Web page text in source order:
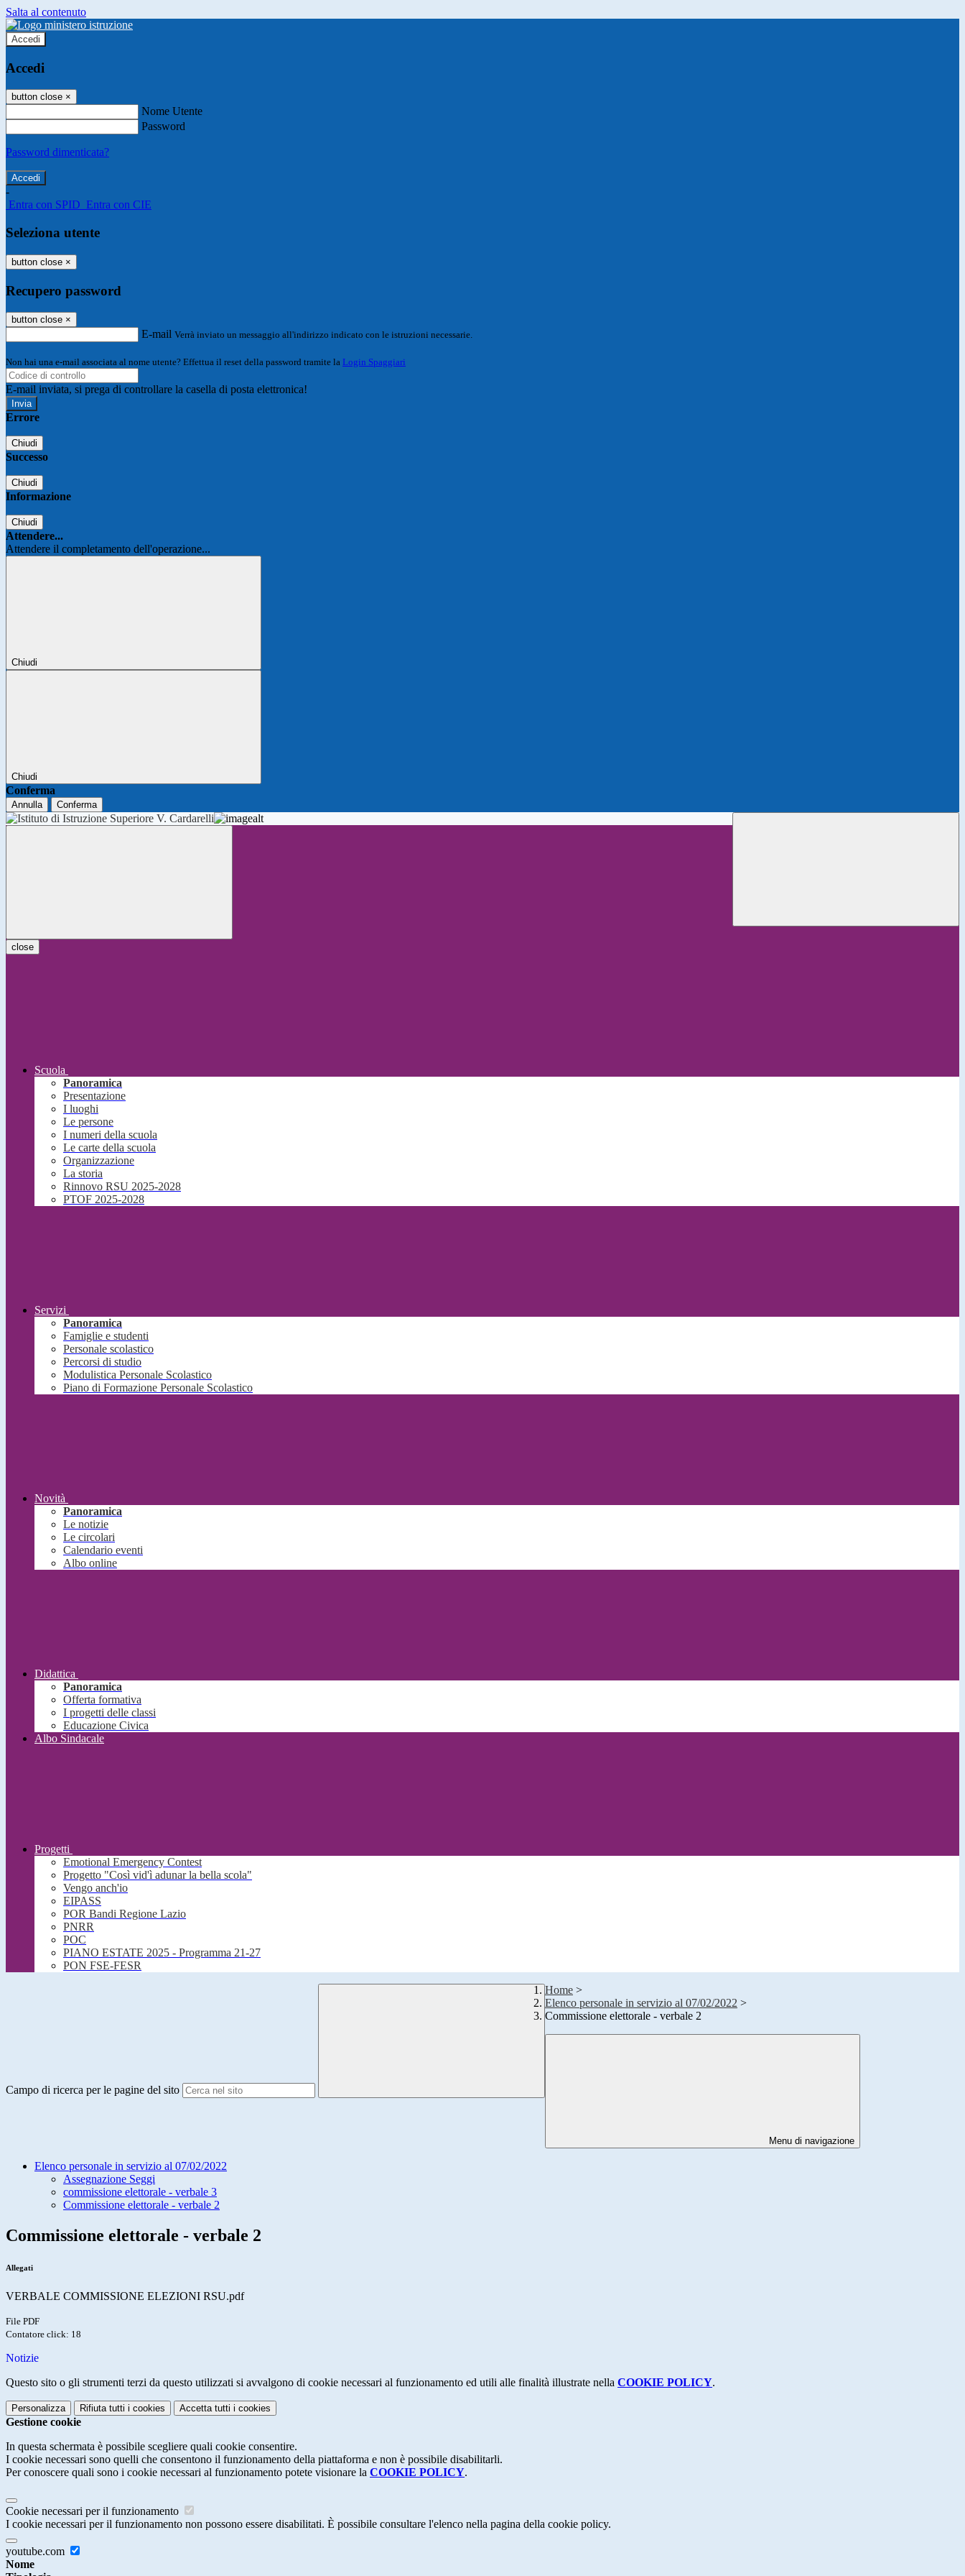
Salta al contenuto
Accedi
Accedi
button close ×
Nome Utente
Password
Password dimenticata?
-
Entra con SPID Entra con CIE
Seleziona utente
button close ×
Recupero password
button close ×
E-mail Verrà inviato un messaggio all'indirizzo indicato con le istruzioni necessarie.
Non hai una e-mail associata al nome utente? Effettua il reset della password tramite la Login Spaggiari
E-mail inviata, si prega di controllare la casella di posta elettronica!
Errore
Chiudi
Successo
Chiudi
Informazione
Chiudi
Attendere...
Attendere il completamento dell'operazione...
Chiudi
Chiudi
Conferma
Annulla Conferma
close
Scuola
Panoramica
Presentazione
I luoghi
Le persone
I numeri della scuola
Le carte della scuola
Organizzazione
La storia
Rinnovo RSU 2025-2028
PTOF 2025-2028
Servizi
Panoramica
Famiglie e studenti
Personale scolastico
Percorsi di studio
Modulistica Personale Scolastico
Piano di Formazione Personale Scolastico
Novità
Panoramica
Le notizie
Le circolari
Calendario eventi
Albo online
Didattica
Panoramica
Offerta formativa
I progetti delle classi
Educazione Civica
Albo Sindacale
Progetti
Emotional Emergency Contest
Progetto "Così vid'ì adunar la bella scola"
Vengo anch'io
EIPASS
POR Bandi Regione Lazio
PNRR
POC
PIANO ESTATE 2025 - Programma 21-27
PON FSE-FESR
Campo di ricerca per le pagine del sito
Home >
Elenco personale in servizio al 07/02/2022 >
Commissione elettorale - verbale 2
Menu di navigazione
Elenco personale in servizio al 07/02/2022
Assegnazione Seggi
commissione elettorale - verbale 3
Commissione elettorale - verbale 2
Commissione elettorale - verbale 2
Allegati
VERBALE COMMISSIONE ELEZIONI RSU.pdf
File PDF
Contatore click: 18
Notizie
Questo sito o gli strumenti terzi da questo utilizzati si avvalgono di cookie necessari al funzionamento ed utili alle finalità illustrate nella COOKIE POLICY.
Personalizza Rifiuta tutti i cookies Accetta tutti i cookies
Gestione cookie
In questa schermata è possibile scegliere quali cookie consentire.
I cookie necessari sono quelli che consentono il funzionamento della piattaforma e non è possibile disabilitarli.
Per conoscere quali sono i cookie necessari al funzionamento potete visionare la COOKIE POLICY.
Cookie necessari per il funzionamento
I cookie necessari per il funzionamento non possono essere disabilitati. È possibile consultare l'elenco nella pagina della cookie policy.
youtube.com
Nome